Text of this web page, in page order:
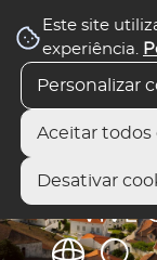
Este site
experiência.
Personalizar
Aceitar todos
Desativar